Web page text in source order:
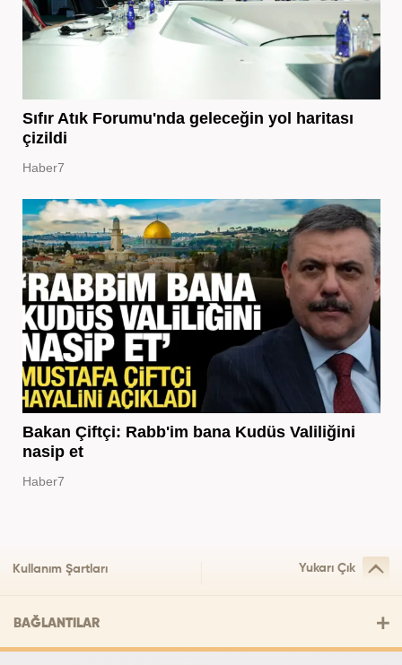
Sıfır Atık Forumu'nda geleceğin yol haritası
çizildi
Haber7
Bakan Çiftçi: Rabb'im bana Kudüs Valiliğini
nasip et
Haber7
Kullanım Şartları Yukarı Çık
BAĞLANTILAR